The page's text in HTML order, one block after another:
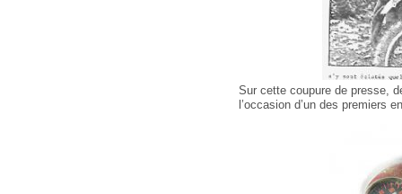
Sur cette coupure de presse,
l’occasion d’un des premiers